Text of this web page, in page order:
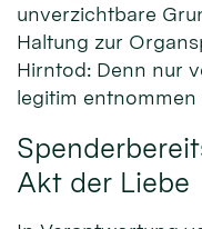
unverzichtbare
Haltung zur
Hirntod: Denn nur
legitim entnommen
Akt der Liebe